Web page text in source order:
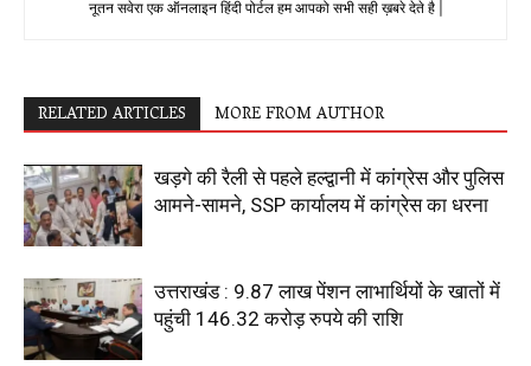
नूतन सवेरा एक ऑनलाइन हिंदी पोर्टल हम आपको सभी सही ख़बरे देते है |
RELATED ARTICLES MORE FROM AUTHOR
खड़गे की रैली से पहले हल्द्वानी में कांग्रेस और पुलिस
आमने-सामने, SSP कार्यालय में कांग्रेस का धरना
उत्तराखंड : 9.87 लाख पेंशन लाभार्थियों के खातों में
पहुंची 146.32 करोड़ रुपये की राशि